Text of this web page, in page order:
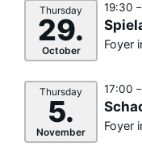
Thursday
29.
October
19:30
Foyer
Thursday
5.
November
17:00
Foyer